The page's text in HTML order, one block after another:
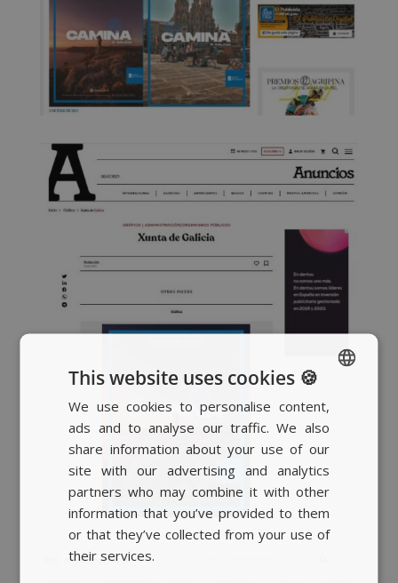
SPANISH
BASQUE
CATALAN
ENGLISH
This website uses cookies 🍪
We use cookies to personalise content,
ads and to analyse our traffic. We also
share information about your use of our
site with our advertising and analytics
partners who may combine it with other
information that you’ve provided to them
or that they’ve collected from your use of
their services.